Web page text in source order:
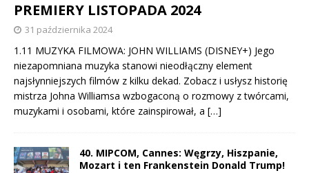
PREMIERY LISTOPADA 2024
31 października 2024
1.11 MUZYKA FILMOWA: JOHN WILLIAMS (DISNEY+) Jego
niezapomniana muzyka stanowi nieodłączny element
najsłynniejszych filmów z kilku dekad. Zobacz i usłysz historię
mistrza Johna Williamsa wzbogaconą o rozmowy z twórcami,
muzykami i osobami, które zainspirował, a […]
40. MIPCOM, Cannes: Węgrzy, Hiszpanie,
Mozart i ten Frankenstein Donald Trump!